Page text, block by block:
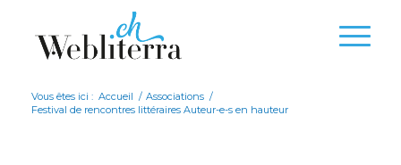
Vous êtes ici : Accueil / Associations /
Festival de rencontres littéraires Auteur-e-s en hauteur